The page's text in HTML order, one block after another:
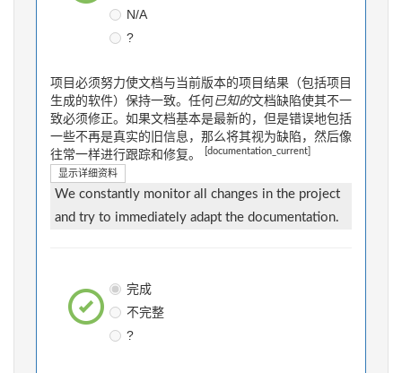
N/A
?
项目必须努力使文档与当前版本的项目结果（包括项目
生成的软件）保持一致。任何 已知的文档缺陷使其不一
致必须修正。如果文档基本是最新的，但是错误地包括
一些不再是真实的旧信息，那么将其视为缺陷，然后像
往常一样进行跟踪和修复。
[documentation_current]
显示详细资料
We constantly monitor all changes in the project
and try to immediately adapt the documentation.
完成
不完整
?